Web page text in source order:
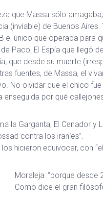
que Massa sólo
(inviable) de Buenos
el único que operaba para
Paco, El Espía que llegó
que desde su muerte
fuentes, de Massa, el
No olvidar que el chico
por qué
la Garganta, El Cenador y
contra los iraníes”.
hicieron equivocar, con
Moraleja: “porque desde
Como dice el gran